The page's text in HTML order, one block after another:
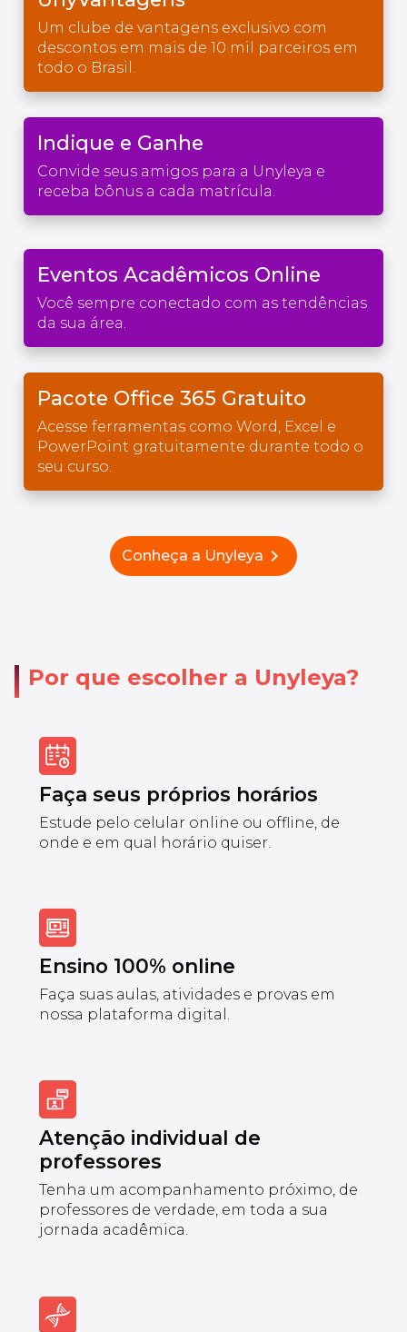
Um clube de vantagens exclusivo com
descontos em mais de 10 mil parceiros em
todo o Brasil.
Indique e Ganhe
Convide seus amigos para a Unyleya e
receba bônus a cada matrícula.
Eventos Acadêmicos Online
Você sempre conectado com as tendências
da sua área.
Pacote Office 365 Gratuito
Acesse ferramentas como Word, Excel e
PowerPoint gratuitamente durante todo o
seu curso.
Conheça a Unyleya chevron_right
Por que escolher a Unyleya?
Faça seus próprios horários
Estude pelo celular online ou offline, de
onde e em qual horário quiser.
Ensino 100% online
Faça suas aulas, atividades e provas em
nossa plataforma digital.
Atenção individual de
professores
Tenha um acompanhamento próximo, de
professores de verdade, em toda a sua
jornada acadêmica.